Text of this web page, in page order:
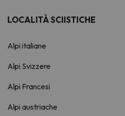
LOCALITÀ SCIISTICHE
Alpi italiane
Alpi Svizzere
Alpi Francesi
Alpi austriache